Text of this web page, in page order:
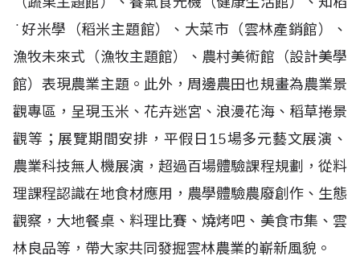
˙好米學（稻米主題館）、大菜市（雲林產銷館）、
漁牧未來式（漁牧主題館）、農村美術館（設計美學
館）表現農業主題。此外，周邊農田也規畫為農業景
觀專區，呈現玉米、花卉迷宮、浪漫花海、稻草捲景
觀等；展覽期間安排，平假日15場多元藝文展演、
農業科技無人機展演，超過百場體驗課程規劃，從料
理課程認識在地食材應用，農學體驗農廢創作、生態
觀察，大地餐桌、料理比賽、燒烤吧、美食市集、雲
林良品等，帶大家共同發掘雲林農業的嶄新風貌。